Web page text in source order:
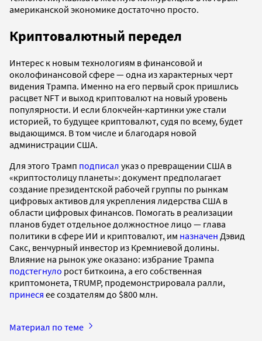
американской экономике достаточно просто.
Криптовалютный передел
Интерес к новым технологиям в финансовой и
околофинансовой сфере — одна из характерных черт
видения Трампа. Именно на его первый срок пришлись
расцвет NFT и выход криптовалют на новый уровень
популярности. И если блокчейн-картинки уже стали
историей, то будущее криптовалют, судя по всему, будет
выдающимся. В том числе и благодаря новой
администрации США.
Для этого Трамп подписал указ о превращении США в
«криптостолицу планеты»: документ предполагает
создание президентской рабочей группы по рынкам
цифровых активов для укрепления лидерства США в
области цифровых финансов. Помогать в реализации
планов будет отдельное должностное лицо — глава
политики в сфере ИИ и криптовалют, им назначен Дэвид
Сакс, венчурный инвестор из Кремниевой долины.
Влияние на рынок уже оказано: избрание Трампа
подстегнуло рост биткоина, а его собственная
криптомонета, TRUMP, продемонстрировала ралли,
принеся ее создателям до $800 млн.
Материал по теме